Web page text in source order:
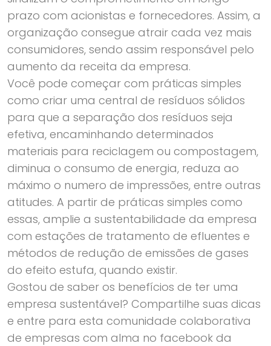
prazo com acionistas e fornecedores. Assim, a
organização consegue atrair cada vez mais
consumidores, sendo assim responsável pelo
aumento da receita da empresa.
Você pode começar com práticas simples
como criar uma central de resíduos sólidos
para que a separação dos resíduos seja
efetiva, encaminhando determinados
materiais para reciclagem ou compostagem,
diminua o consumo de energia, reduza ao
máximo o numero de impressões, entre outras
atitudes. A partir de práticas simples como
essas, amplie a sustentabilidade da empresa
com estações de tratamento de efluentes e
métodos de redução de emissões de gases
do efeito estufa, quando existir.
Gostou de saber os benefícios de ter uma
empresa sustentável? Compartilhe suas dicas
e entre para esta comunidade colaborativa
de empresas com alma no facebook da